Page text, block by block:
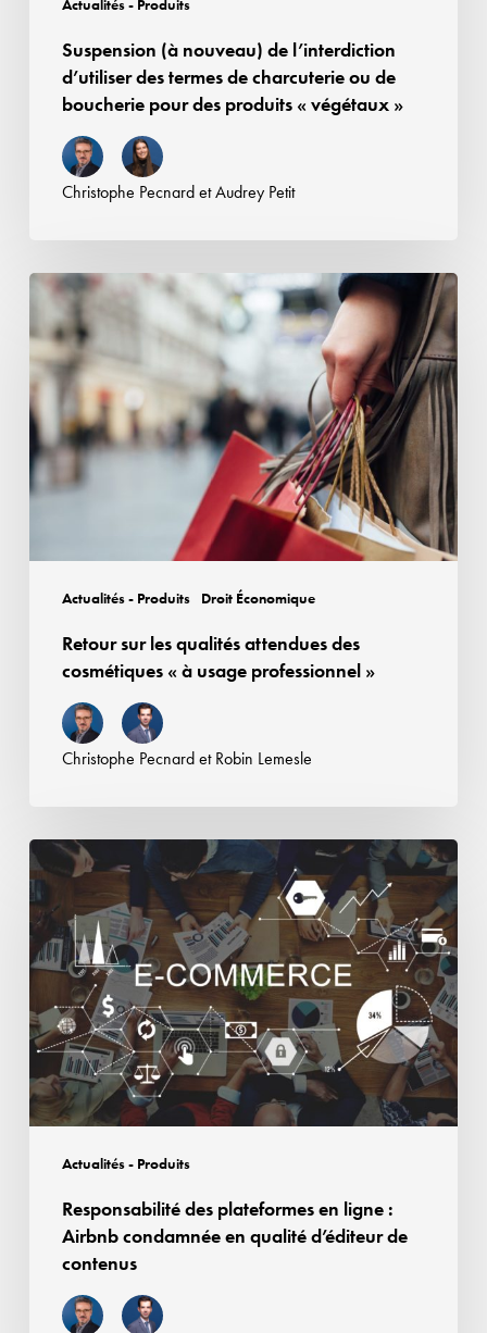
Actualités - Produits
boucherie
produits
Suspension (à nouveau) de l’interdiction
d’utiliser des termes de charcuterie ou de
boucherie pour des produits « végétaux »
Christophe PecnardetAudrey Petit
Actualités - Produits Droit Économique
Retour
les
qualités
attendues
des
cosmétiques
«
usage
professionnel
Retour sur les qualités attendues des
cosmétiques « à usage professionnel »
Christophe PecnardetRobin Lemesle
Actualités - Produits
Responsabilité
des
plateformes
en
ligne
Airbnb
condamnée
en
qualité
d’éditeur
contenusResponsabilité des plateformes en ligne :
Airbnb condamnée en qualité d’éditeur de
contenus